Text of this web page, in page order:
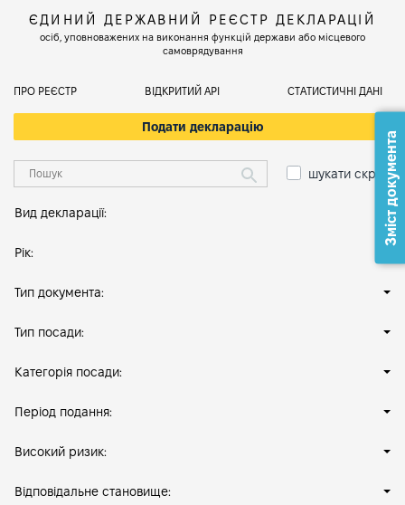
ЄДИНИЙ ДЕРЖАВНИЙ РЕЄСТР ДЕКЛАРАЦІЙ
осіб, уповноважених на виконання функцій держави або місцевого
самоврядування
ПРО РЕЄСТР ВІДКРИТИЙ АРІ СТАТИСТИЧНІ ДАНІ
Подати декларацію
шукати скрізь
Вид декларації:
Рік:
Тип документа:
Тип посади:
Категорія посади:
Період подання:
Високий ризик:
Відповідальне становище:
Зміст документа